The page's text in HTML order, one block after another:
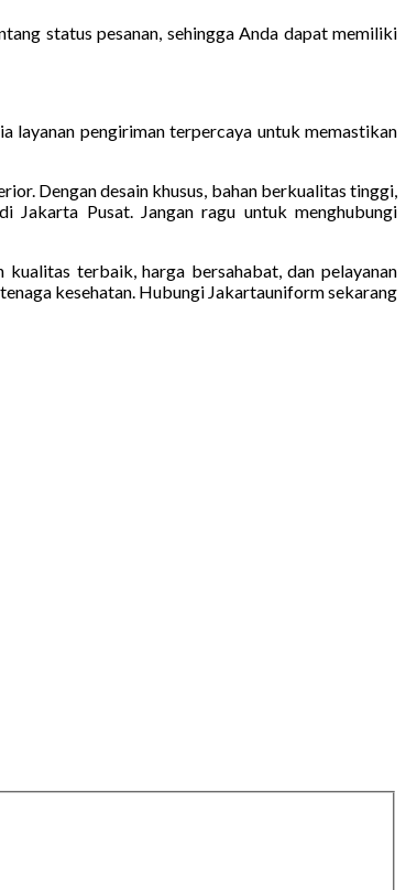
status pesanan, sehingga Anda dapat memiliki
layanan pengiriman terpercaya untuk memastikan
Dengan desain khusus, bahan berkualitas tinggi,
Jakarta Pusat. Jangan ragu untuk menghubungi
terbaik, harga bersahabat, dan pelayanan
kesehatan. Hubungi Jakartauniform sekarang